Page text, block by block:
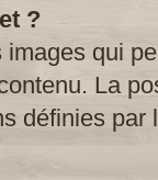
?
qui
La
définies par